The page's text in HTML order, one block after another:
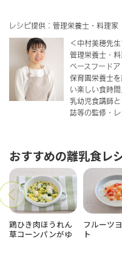
レシピ提供：管理栄養士・料理
＜中村美穂先
管理栄養士・
ベースフードア
保育園栄養士
い楽しい食時間
乳幼児食講師
誌等の監修・レ
おすすめの離乳食レ
鶏ひき肉ほうれん
草コーンパンがゆ
フルーツ
ト